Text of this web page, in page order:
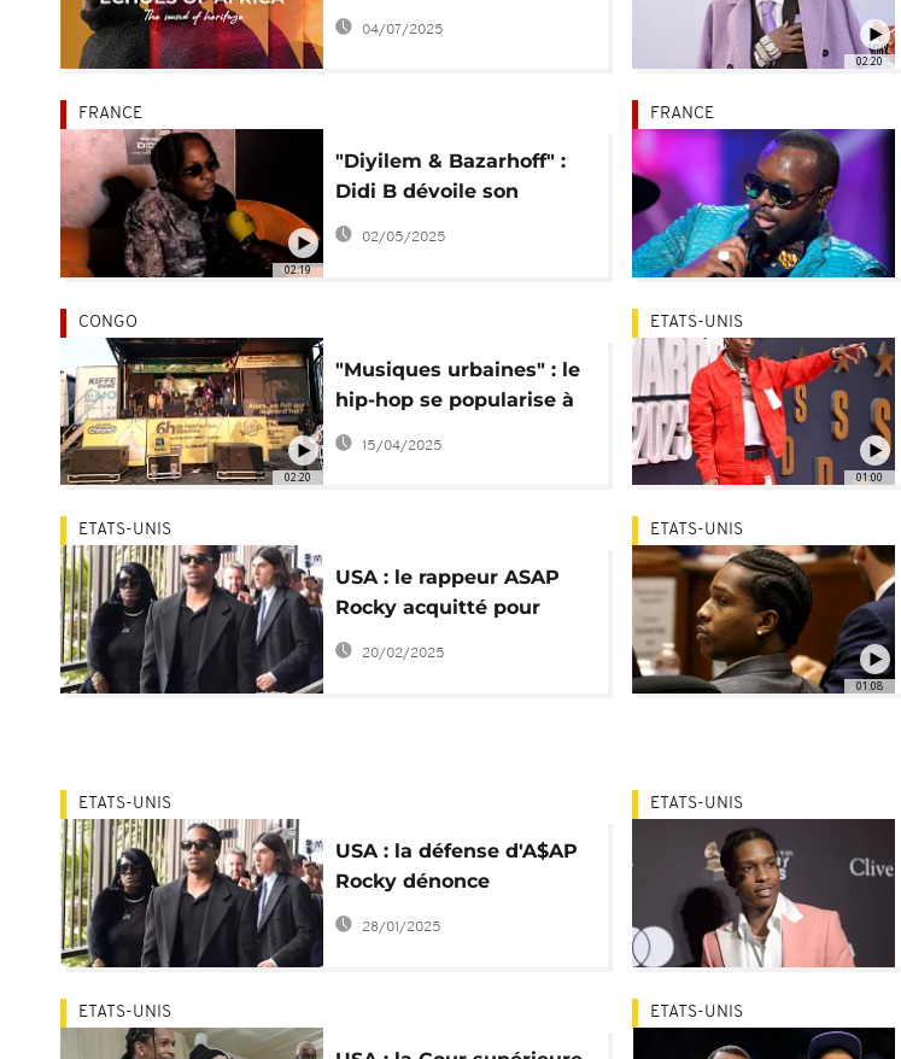
balani électronique
[Podcast]
04/07/2025
02:20
02:19
FRANCE
"Diyilem & Bazarhoff" :
Didi B dévoile son
album avant un concert
02/05/2025
FRANCE
02:20
CONGO
"Musiques urbaines" : le
hip-hop se popularise à
Pointe-Noire
15/04/2025
01:00
ETATS-UNIS
ETATS-UNIS
USA : le rappeur ASAP
Rocky acquitté pour
agression avec armes
20/02/2025
01:08
ETATS-UNIS
ETATS-UNIS
USA : la défense d'A$AP
Rocky dénonce
l'absence de jurés noirs
28/01/2025
ETATS-UNIS
ETATS-UNIS ETATS-UNIS